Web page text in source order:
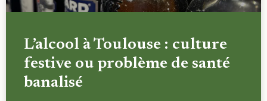
L’alcool à Toulouse : culture
festive ou problème de santé
banalisé